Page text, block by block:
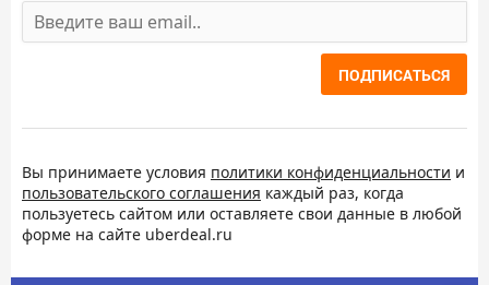
ПОДПИСАТЬСЯ
Вы принимаете условия политики конфиденциальности и
пользовательского соглашения каждый раз, когда
пользуетесь сайтом или оставляете свои данные в любой
форме на сайте uberdeal.ru